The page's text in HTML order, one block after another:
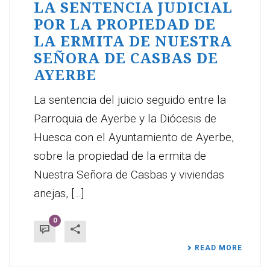
LA SENTENCIA JUDICIAL
POR LA PROPIEDAD DE
LA ERMITA DE NUESTRA
SEÑORA DE CASBAS DE
AYERBE
La sentencia del juicio seguido entre la
Parroquia de Ayerbe y la Diócesis de
Huesca con el Ayuntamiento de Ayerbe,
sobre la propiedad de la ermita de
Nuestra Señora de Casbas y viviendas
anejas, [...]
0
READ MORE